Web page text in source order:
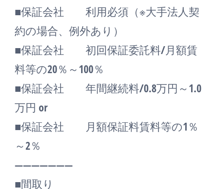
■保証会社 利用必須（※大手法人契
約の場合、例外あり）
■保証会社 初回保証委託料/月額賃
料等の20％～100％
■保証会社 年間継続料/0.8万円～1.0
万円 or
■保証会社 月額保証料賃料等の1％
～2％
―――――――
■間取り